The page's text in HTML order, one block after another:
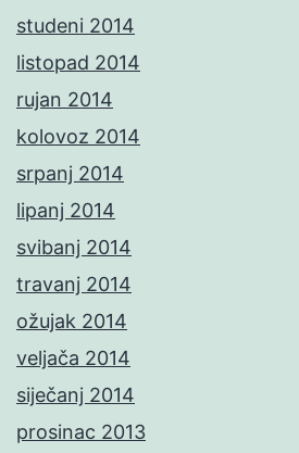
studeni 2014
listopad 2014
rujan 2014
kolovoz 2014
srpanj 2014
lipanj 2014
svibanj 2014
travanj 2014
ožujak 2014
veljača 2014
siječanj 2014
prosinac 2013